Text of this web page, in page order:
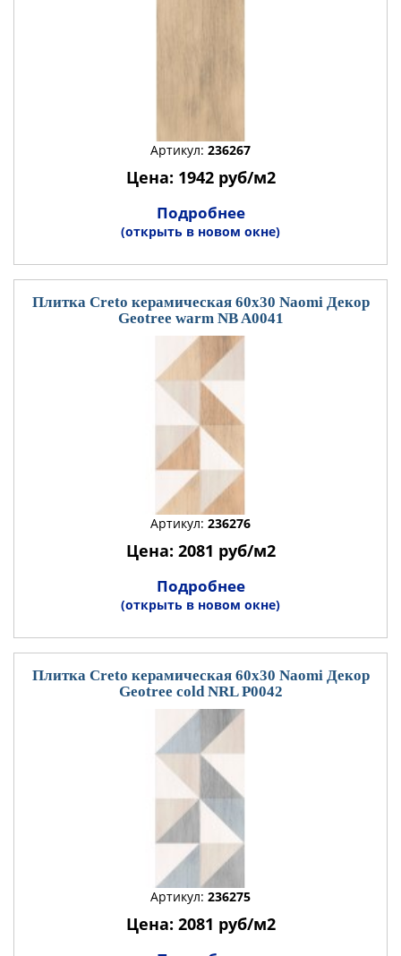
Артикул: 236267
Цена: 1942 руб/м2
Подробнее
(открыть в новом окне)
Плитка Creto керамическая 60x30 Naomi Декор
Geotree warm NB A0041
Артикул: 236276
Цена: 2081 руб/м2
Подробнее
(открыть в новом окне)
Плитка Creto керамическая 60x30 Naomi Декор
Geotree cold NRL P0042
Артикул: 236275
Цена: 2081 руб/м2